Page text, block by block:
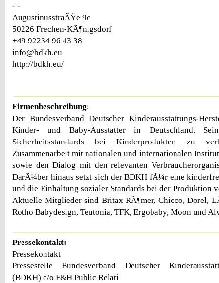
- -
AugustinusstraÃŸe 9c
50226 Frechen-KÃ¶nigsdorf
+49 92234 96 43 38
info@bdkh.eu
http://bdkh.eu/
Firmenbeschreibung:
Der Bundesverband Deutscher Kinderausstattungs-
Kinder- und Baby-Ausstatter in Deutschland.
Sicherheitsstandards bei Kinderprodukten zu
Zusammenarbeit mit nationalen und internationalen
sowie den Dialog mit den relevanten
DarÃ¼ber hinaus setzt sich der BDKH fÃ¼r eine
und die Einhaltung sozialer Standards bei der Produktion
Aktuelle Mitglieder sind Britax RÃ¶mer, Chicco, Dorel,
Rotho Babydesign, Teutonia, TFK, Ergobaby, Moon und
Pressekontakt:
Pressekontakt
Pressestelle Bundesverband Deutscher
(BDKH) c/o F&H Public Relati